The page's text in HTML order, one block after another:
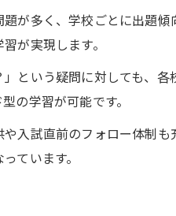
が多く、学校ごとに出題
が実現します。
という疑問に対しても、
の学習が可能です。
入試直前のフォロー体制
ています。